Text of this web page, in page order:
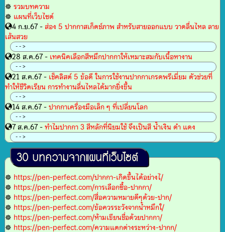
☸ รวมบทความ
☸ แผนที่เว็บไซต์
4 ก.ย.67 -ส่อง 5 ปากกาสเก็ตช์ภาพ สำหรับสายออกแบบ วาดลื่นไหล ลาย
เส้นสวย
- - >
28 ส.ค.67 - เทคนิคเลือกสีหมึกปากกาให้เหมาะสมกับเนื้อหางาน
- - >
21 ส.ค.67 - เช็คลิสต์ 5 ข้อดี ในการใช้งานปากกาเกรดพรีเมี่ยม ตัวช่วยที่
ทำให้ชีวิตเรียน การทำงานลื่นไหลได้มากยิ่งขึ้น
- - >
14 ส.ค.67 -ปากกาเครื่องมือเล็ก ๆ ที่เปลี่ยนโลก
- - >
7 ส.ค.67 -ทำไมปากกา 3 สีหลักที่นิยมใช้ จึงเป็นสี น้ำเงิน ดำ แดง
- - >
30 บทความจากแผนที่เว็บไซต์
☸ https://pen-perfect.com/ปากกา-เกิดขึ้นได้อย่างไ/
☸ https://pen-perfect.com/การเลือกซื้อ-ปากกา/
☸ https://pen-perfect.com/สื่อความหมายดีๆด้วย-ปาก/
☸ https://pen-perfect.com/ข้อควรระวังจากน้ำหมึกใ/
☸ https://pen-perfect.com/ห้ามเขียนชื่อด้วยปากกา/
☸ https://pen-perfect.com/ความแตกต่างระหว่าง-ปากก/